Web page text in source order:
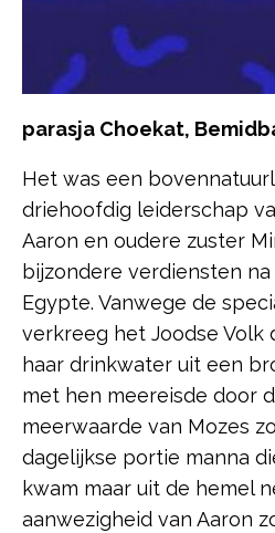
parasja Choekat,
Het was een
driehoofdig leiderschap
Aaron en oudere zuster
bijzondere verdiensten
Egypte. Vanwege de
verkreeg het Joodse Volk
haar drinkwater uit een
met hen meereisde door
meerwaarde van Mozes
dagelijkse portie manna
kwam maar uit de hemel
aanwezigheid van Aaron